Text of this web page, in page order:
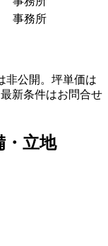
事務所
非公開。坪単価は
新条件はお問合せ
・立地